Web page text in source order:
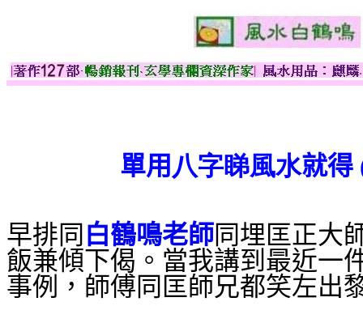
單用 八字睇風水就得
早排同 白鶴鳴老師同埋匡正大
飯兼傾下偈。當我講到最近一
事例，師傅同匡師兄都笑左出